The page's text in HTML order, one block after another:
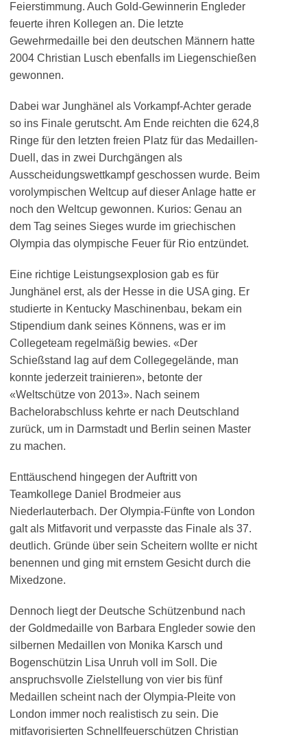
Feierstimmung. Auch Gold-Gewinnerin Engleder
feuerte ihren Kollegen an. Die letzte
Gewehrmedaille bei den deutschen Männern hatte
2004 Christian Lusch ebenfalls im Liegenschießen
gewonnen.
Dabei war Junghänel als Vorkampf-Achter gerade
so ins Finale gerutscht. Am Ende reichten die 624,8
Ringe für den letzten freien Platz für das Medaillen-
Duell, das in zwei Durchgängen als
Ausscheidungswettkampf geschossen wurde. Beim
vorolympischen Weltcup auf dieser Anlage hatte er
noch den Weltcup gewonnen. Kurios: Genau an
dem Tag seines Sieges wurde im griechischen
Olympia das olympische Feuer für Rio entzündet.
Eine richtige Leistungsexplosion gab es für
Junghänel erst, als der Hesse in die USA ging. Er
studierte in Kentucky Maschinenbau, bekam ein
Stipendium dank seines Könnens, was er im
Collegeteam regelmäßig bewies. «Der
Schießstand lag auf dem Collegegelände, man
konnte jederzeit trainieren», betonte der
«Weltschütze von 2013». Nach seinem
Bachelorabschluss kehrte er nach Deutschland
zurück, um in Darmstadt und Berlin seinen Master
zu machen.
Enttäuschend hingegen der Auftritt von
Teamkollege Daniel Brodmeier aus
Niederlauterbach. Der Olympia-Fünfte von London
galt als Mitfavorit und verpasste das Finale als 37.
deutlich. Gründe über sein Scheitern wollte er nicht
benennen und ging mit ernstem Gesicht durch die
Mixedzone.
Dennoch liegt der Deutsche Schützenbund nach
der Goldmedaille von Barbara Engleder sowie den
silbernen Medaillen von Monika Karsch und
Bogenschützin Lisa Unruh voll im Soll. Die
anspruchsvolle Zielstellung von vier bis fünf
Medaillen scheint nach der Olympia-Pleite von
London immer noch realistisch zu sein. Die
mitfavorisierten Schnellfeuerschützen Christian